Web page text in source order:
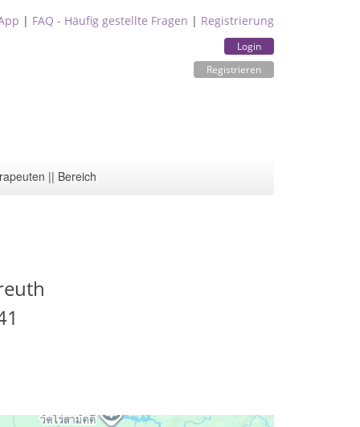
| FAQ - Häufig gestellte Fragen | Registrierung
Login
Registrieren
|| Bereich